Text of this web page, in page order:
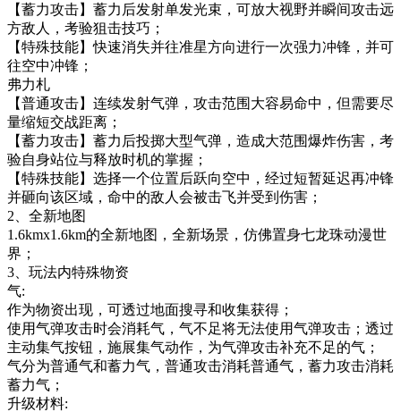
【蓄力攻击】蓄力后发射单发光束，可放大视野并瞬间攻击远
方敌人，考验狙击技巧；
【特殊技能】快速消失并往准星方向进行一次强力冲锋，并可
往空中冲锋；
弗力札
【普通攻击】连续发射气弹，攻击范围大容易命中，但需要尽
量缩短交战距离；
【蓄力攻击】蓄力后投掷大型气弹，造成大范围爆炸伤害，考
验自身站位与释放时机的掌握；
【特殊技能】选择一个位置后跃向空中，经过短暂延迟再冲锋
并砸向该区域，命中的敌人会被击飞并受到伤害；
2、全新地图
1.6kmx1.6km的全新地图，全新场景，仿佛置身七龙珠动漫世
界；
3、玩法内特殊物资
气:
作为物资出现，可透过地面搜寻和收集获得；
使用气弹攻击时会消耗气，气不足将无法使用气弹攻击；透过
主动集气按钮，施展集气动作，为气弹攻击补充不足的气；
气分为普通气和蓄力气，普通攻击消耗普通气，蓄力攻击消耗
蓄力气；
升级材料: